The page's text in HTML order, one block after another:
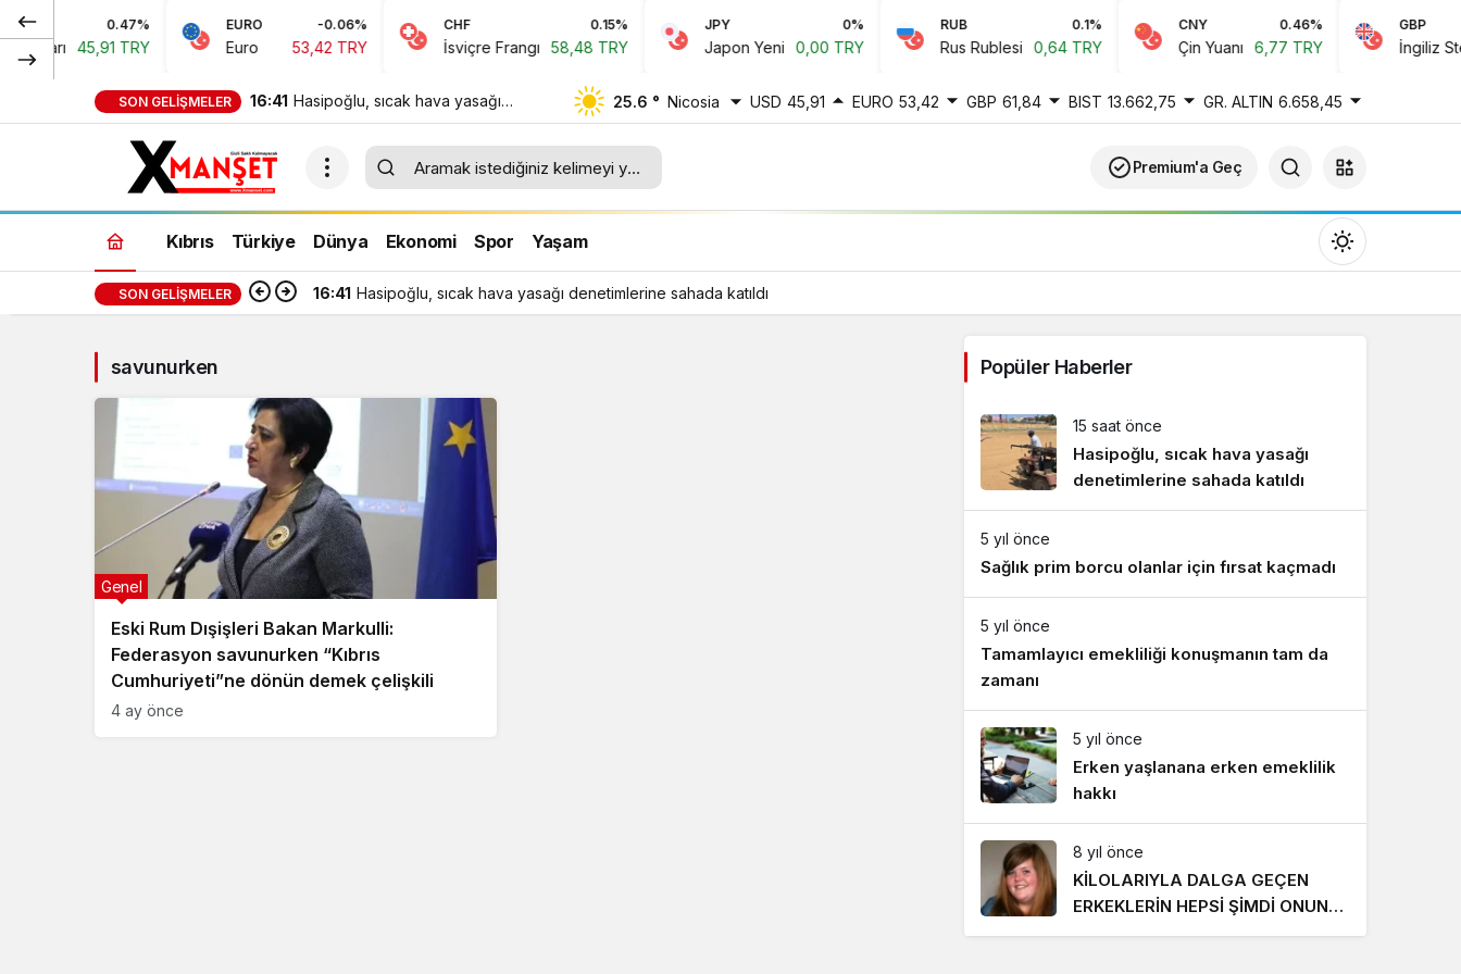
0.47%
45,91 TRY
EURO -0.06%
Euro 53,42 TRY
CHF 0.15%
İsviçre Frangı 58,48 TRY
JPY
Japon Yeni 0,00 TRY
RUB 0.1%
Rus Rublesi 0,64 TRY
CNY 0.46%
Çin Yuanı 6,77 TRY
GBP
İngiliz
SON GELIŞMELER 16:41 Hasipoğlu, sıcak hava yasağı
denetimlerine sahada katıldı
25.6 ° Nicosia USD 45,91 EURO 53,42 GBP 61,84 BIST 13.662,75 GR. ALTIN 6.658,45
Premium'a Geç
Kıbrıs Türkiye Dünya Ekonomi Spor Yaşam
Gündüz modunu seçin.
SON GELIŞMELER 16:41 Hasipoğlu, sıcak hava yasağı denetimlerine sahada katıldı
savunurken
Eski Rum Dışişleri Bakan Markulli:
Federasyon savunurken “Kıbrıs
Cumhuriyeti”ne dönün demek çelişkili
Genel
4 ay önce
Popüler Haberler
15 saat önce
Hasipoğlu, sıcak hava yasağı
denetimlerine sahada katıldı
5 yıl önce
Sağlık prim borcu olanlar için fırsat kaçmadı
5 yıl önce
Tamamlayıcı emekliliği konuşmanın tam da
zamanı
5 yıl önce
Erken yaşlanana erken emeklilik
hakkı
8 yıl önce
KİLOLARIYLA DALGA GEÇEN
ERKEKLERİN HEPSİ ŞİMDİ ONUN
PEŞİNDE! SON HALİ İNANILMAZ